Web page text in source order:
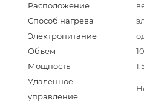
Расположение
Способ нагрева
Электропитание
Объем
Мощность
Удаленное
управление